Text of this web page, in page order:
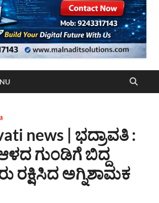
news | ಭದ್ರಾವತಿ :
ಗುಂಡಿಗೆ ಬಿದ್ದ
ರಕ್ಷಿಸಿದ ಅಗ್ನಿಶಾಮಕ